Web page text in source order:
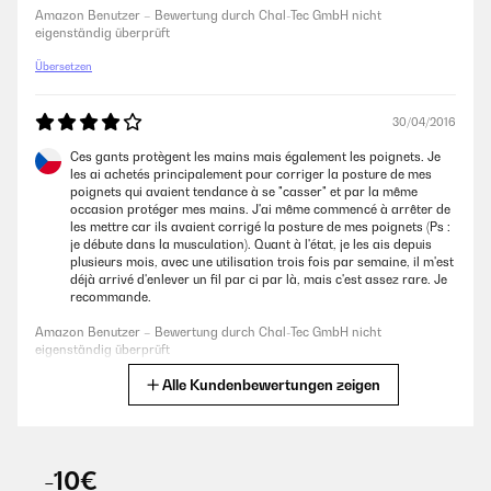
Amazon Benutzer – Bewertung durch Chal-Tec GmbH nicht
eigenständig überprüft
Übersetzen
30/04/2016
Ces gants protègent les mains mais également les poignets. Je
les ai achetés principalement pour corriger la posture de mes
poignets qui avaient tendance à se "casser" et par la même
occasion protéger mes mains. J'ai même commencé à arrêter de
les mettre car ils avaient corrigé la posture de mes poignets (Ps :
je débute dans la musculation). Quant à l'état, je les ais depuis
plusieurs mois, avec une utilisation trois fois par semaine, il m'est
déjà arrivé d'enlever un fil par ci par là, mais c'est assez rare. Je
recommande.
Amazon Benutzer – Bewertung durch Chal-Tec GmbH nicht
eigenständig überprüft
Dopo aver testato questi splendidi guanti durante i miei
Alle Kundenbewertungen zeigen
-10€